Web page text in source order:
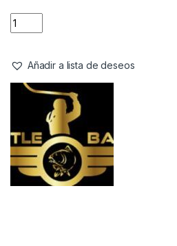
Añadir a lista de deseos